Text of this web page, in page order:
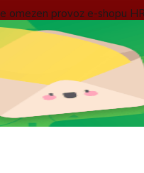
provoz e-shopu
2026 do neděle 23. 8.